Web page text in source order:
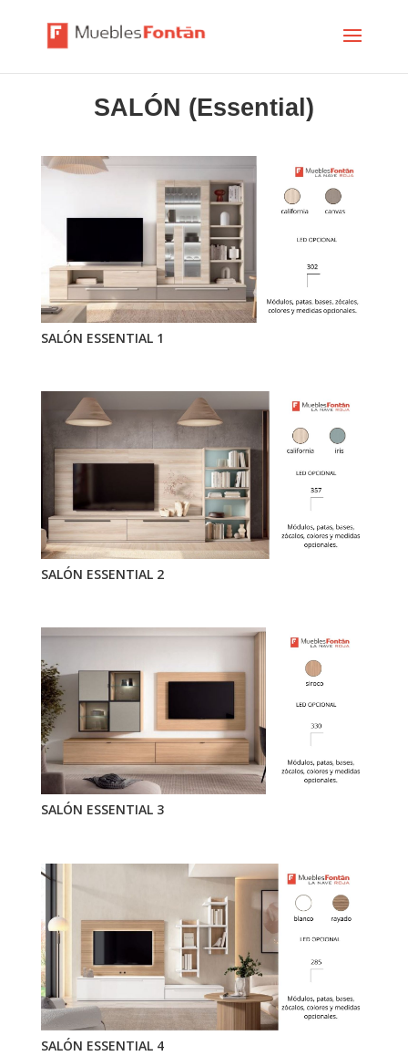
SALÓN (Essential)
SALÓN ESSENTIAL 1
SALÓN ESSENTIAL 2
SALÓN ESSENTIAL 3
SALÓN ESSENTIAL 4